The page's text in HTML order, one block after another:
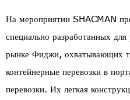
На мероприятии SHACMAN
специально разработанных
рынке Фиджи, охватывающих
контейнерные перевозки в
перевозки. Их легкая